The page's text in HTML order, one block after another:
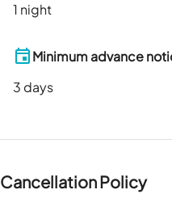
1 night
Minimum advance
3 days
Cancellation Policy